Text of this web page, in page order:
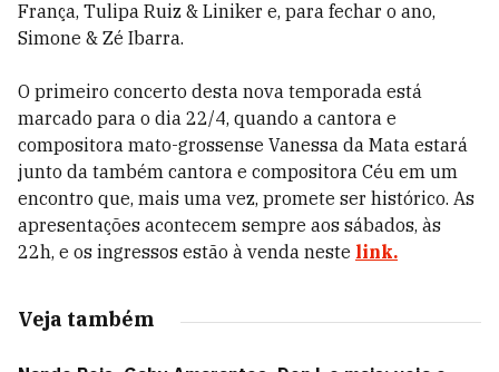
França, Tulipa Ruiz & Liniker e, para fechar o ano,
Simone & Zé Ibarra.
O primeiro concerto desta nova temporada está
marcado para o dia 22/4, quando a cantora e
compositora mato-grossense Vanessa da Mata estará
junto da também cantora e compositora Céu em um
encontro que, mais uma vez, promete ser histórico. As
apresentações acontecem sempre aos sábados, às
22h, e os ingressos estão à venda neste link.
Veja também